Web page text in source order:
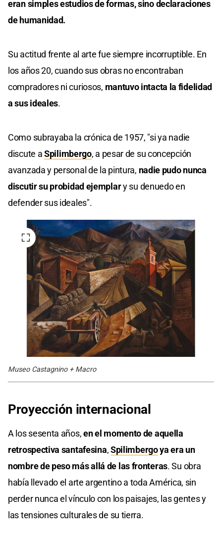
eran simples estudios de formas, sino declaraciones
de humanidad.
Su actitud frente al arte fue siempre incorruptible. En
los años 20, cuando sus obras no encontraban
compradores ni curiosos, mantuvo intacta la fidelidad
a sus ideales.
Como subrayaba la crónica de 1957, "si ya nadie
discute aSpilimbergo, a pesar de su concepción
avanzada y personal de la pintura, nadie pudo nunca
discutir su probidad ejemplary su denuedo en
defender sus ideales".
Museo Castagnino + Macro
Proyección internacional
A los sesenta años,en el momento de aquella
retrospectiva santafesina,Spilimbergoya era un
nombre de peso más allá de las fronteras. Su obra
había llevado el arte argentino a toda América, sin
perder nunca el vínculo con los paisajes, las gentes y
las tensiones culturales de su tierra.